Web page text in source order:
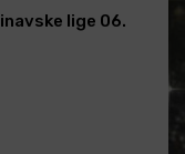
lige 06.